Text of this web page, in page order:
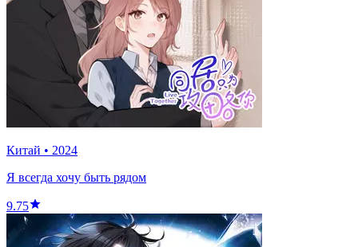
Китай • 2024
Я всегда хочу быть рядом
9.75